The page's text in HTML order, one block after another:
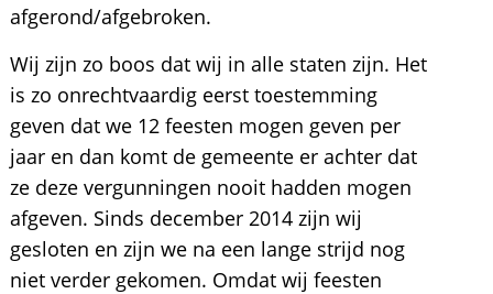
afgerond/afgebroken.
Wij zijn zo boos dat wij in alle staten zijn. Het
is zo onrechtvaardig eerst toestemming
geven dat we 12 feesten mogen geven per
jaar en dan komt de gemeente er achter dat
ze deze vergunningen nooit hadden mogen
afgeven. Sinds december 2014 zijn wij
gesloten en zijn we na een lange strijd nog
niet verder gekomen. Omdat wij feesten